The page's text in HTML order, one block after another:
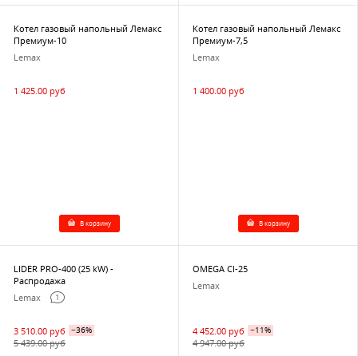
Котел газовый напольный Лемакс
Премиум-10
Lemax
1 425.00 руб
В корзину
Котел газовый напольный Лемакс
Премиум-7,5
Lemax
1 400.00 руб
В корзину
LIDER PRO-400 (25 kW) -
Распродажа
Lemax
1
3 510.00 руб
5 439.00 руб
−36%
OMEGA CI-25
Lemax
4 452.00 руб
4 947.00 руб
−11%